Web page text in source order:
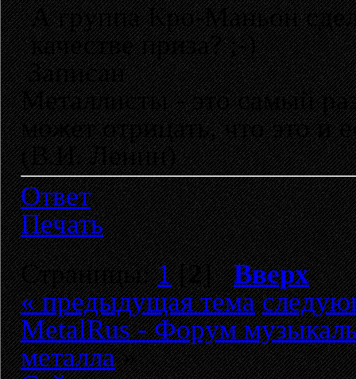
А группа Кро-Маньон
качестве приза? ;-)
Записан
Металлисты - это самый
может отрицать, что это и
(В.И. Ленин)
Ответ
Печать
Страницы:1[2]Вверх
« предыдущая тема
MetalRus - Форум
металла»